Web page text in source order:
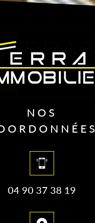
NOS
04 90 37 38 19